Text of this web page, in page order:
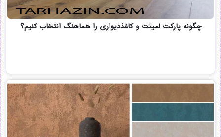
چگونه پارکت لمینت و کاغذدیواری را هماهنگ انتخاب کنیم؟